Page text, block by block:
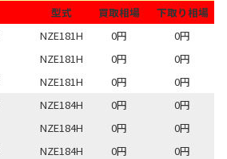
型式 買取相場
下取り相場
NZE181H 0円
0円
NZE181H 0円
0円
NZE181H 0円
0円
NZE184H 0円
0円
NZE184H 0円
0円
NZE184H 0円
0円